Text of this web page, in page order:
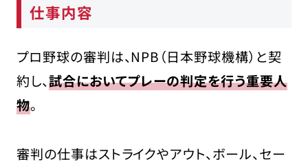
審判以外の野球関連の仕事にも視野を
まとめ
仕事内容
プロ野球の審判は、NPB（日本野球機構）と契
約し、試合においてプレーの判定を行う重要人
物。
審判の仕事はストライクやアウト、ボール、セー